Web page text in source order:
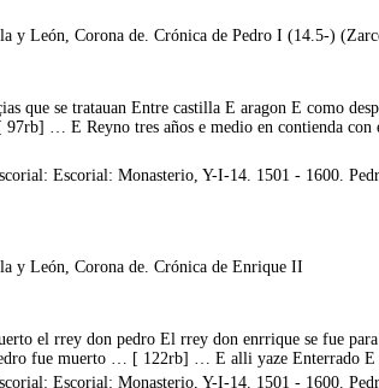
y León, Corona de. Crónica de Pedro I (14.5-)
que se tratauan Entre castilla E aragon E como
… E Reyno tres años e medio en contienda con
Escorial: Monasterio, Y-I-14. 1501 - 1600.
y León, Corona de. Crónica de Enrique II
el rrey don pedro El rrey don enrrique se fue
fue muerto … [ 122rb] … E alli yaze Enterrado E
Escorial: Monasterio, Y-I-14. 1501 - 1600.